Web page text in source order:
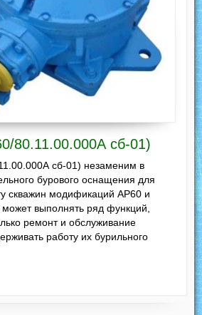
80.11.00.000А сб-01)
сб-01) незаменим в
бурового оснащения для
скважин модификаций АР60 и
выполнять ряд функций,
ремонт и обслуживание
работу их бурильного